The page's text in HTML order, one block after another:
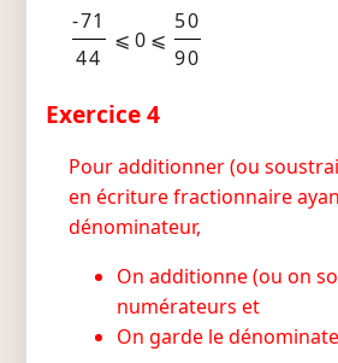
-71
44
⩽ 0 ⩽
50
90
Exercice 4
Pour additionner (ou
en écriture fractionnaire
dénominateur,
On additionne (ou on
numérateurs et
On garde le